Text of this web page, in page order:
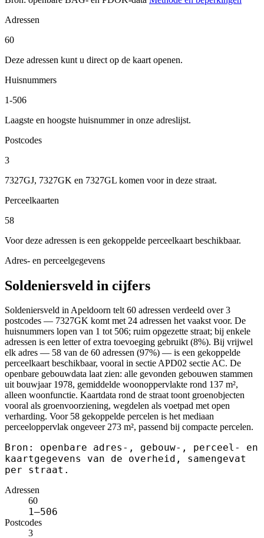
Adressen
60
Deze adressen kunt u direct op de kaart openen.
Huisnummers
1-506
Laagste en hoogste huisnummer in onze adreslijst.
Postcodes
3
7327GJ, 7327GK en 7327GL komen voor in deze straat.
Perceelkaarten
58
Voor deze adressen is een gekoppelde perceelkaart beschikbaar.
Adres- en perceelgegevens
Soldeniersveld in cijfers
Soldeniersveld in Apeldoorn telt 60 adressen verdeeld over 3
postcodes — 7327GK komt met 24 adressen het vaakst voor. De
huisnummers lopen van 1 tot 506; ruim opgezette straat; bij enkele
adressen is een letter of extra toevoeging gebruikt (8%). Bij vrijwel
elk adres — 58 van de 60 adressen (97%) — is een gekoppelde
perceelkaart beschikbaar, vooral in sectie APD02 sectie AC. De
openbare gebouwdata laat zien: alle gevonden gebouwen stammen
uit bouwjaar 1978, gemiddelde woonoppervlakte rond 137 m²,
alleen woonfunctie. Kaartdata rond de straat toont groenobjecten
vooral als groenvoorziening, wegdelen als voetpad met open
verharding. Voor 58 gekoppelde percelen is het mediaan
perceeloppervlak ongeveer 273 m², passend bij compacte percelen.
Bron: openbare adres-, gebouw-, perceel- en
kaartgegevens van de overheid, samengevat
per straat.
Adressen
60
1–506
Postcodes
3